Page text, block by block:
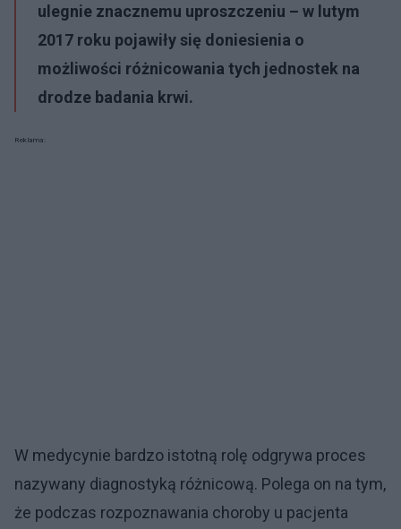
ulegnie znacznemu uproszczeniu – w lutym
2017 roku pojawiły się doniesienia o
możliwości różnicowania tych jednostek na
drodze badania krwi.
Reklama:
W medycynie bardzo istotną rolę odgrywa proces
nazywany diagnostyką różnicową. Polega on na tym,
że podczas rozpoznawania choroby u pacjenta